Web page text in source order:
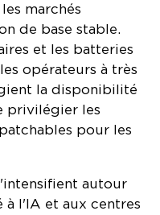
de base stable.
et les batteries
opérateurs à très
la disponibilité
privilégier les
pour les
l'IA et aux centres
Energy Week